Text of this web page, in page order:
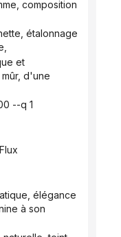
d'une
--q 1
à son